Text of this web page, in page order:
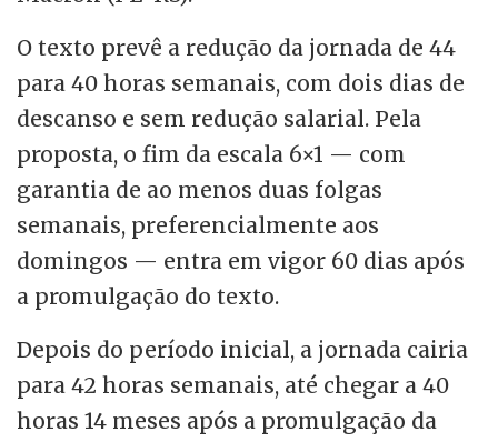
O texto prevê a redução da jornada de 44
para 40 horas semanais, com dois dias de
descanso e sem redução salarial. Pela
proposta, o fim da escala 6×1 — com
garantia de ao menos duas folgas
semanais, preferencialmente aos
domingos — entra em vigor 60 dias após
a promulgação do texto.
Depois do período inicial, a jornada cairia
para 42 horas semanais, até chegar a 40
horas 14 meses após a promulgação da